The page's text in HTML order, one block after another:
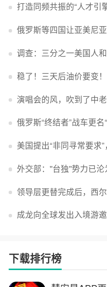
打造同频共振的“人才引擎
俄罗斯等四国让亚美尼亚二
调查：三分之一美国人和超三分之一
稳了！三天后油价要变！
演唱会的风，吹到了中
俄罗斯“终结者”战车更名“斯皮里顿”：寓
美国提出“非同寻常要求”，双方多个领域分歧依旧
外交部：''台独''势力已
领导层更替完成后，西尔维奥·那不勒
成龙向全球发出入境游邀约：欢迎
下载排行榜